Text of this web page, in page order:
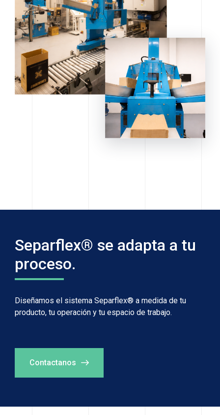
Separflex® se adapta a tu
proceso.
Diseñamos el sistema Separflex® a medida de tu
producto, tu operación y tu espacio de trabajo.
Contactanos